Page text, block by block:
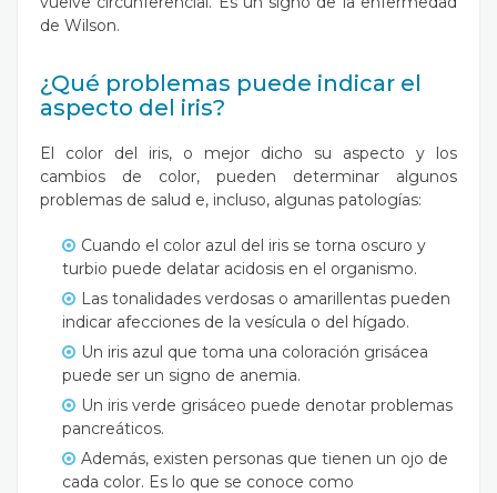
de Wilson.
¿Qué problemas puede indicar el
aspecto del iris?
El color del iris, o mejor dicho su aspecto y los
cambios de color, pueden determinar algunos
problemas de salud e, incluso, algunas patologías:
Cuando el color azul del iris se torna oscuro y
turbio puede delatar acidosis en el organismo.
Las tonalidades verdosas o amarillentas pueden
indicar afecciones de la vesícula o del hígado.
Un iris azul que toma una coloración grisácea
puede ser un signo de anemia.
Un iris verde grisáceo puede denotar problemas
pancreáticos.
Además, existen personas que tienen un ojo de
cada color. Es lo que se conoce como